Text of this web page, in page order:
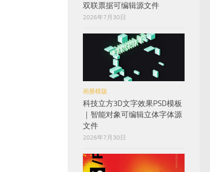
双联票据可编辑源文件
2026年7月30日
画册模版
科技立方3D文字效果PSD模板
｜智能对象可编辑立体字体源
文件
2026年7月30日